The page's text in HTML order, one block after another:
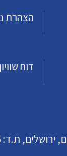
הצהרת
דוח
ת.ד: 39156